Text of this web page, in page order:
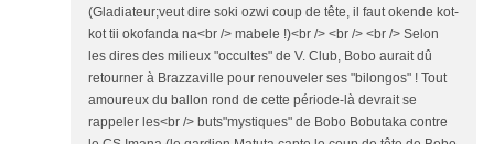
(Gladiateur;veut dire soki ozwi coup de tête, il faut okende kot-
kot tii okofanda na<br /> mabele !)<br /> <br /> <br /> Selon
les dires des milieux "occultes" de V. Club, Bobo aurait dû
retourner à Brazzaville pour renouveler ses "bilongos" ! Tout
amoureux du ballon rond de cette période-là devrait se
rappeler les<br /> buts"mystiques" de Bobo Bobutaka contre